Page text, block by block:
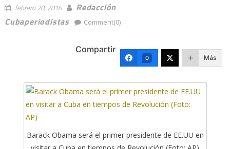
febrero 20, 2016
Redacción
Cubaperiodistas
Comment(0)
Compartir
0 Más
Barack Obama será el primer presidente de EE.UU en